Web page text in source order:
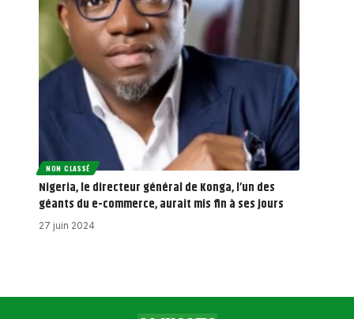
NON CLASSÉ
Nigeria, le directeur général de Konga, l’un des
géants du e-commerce, aurait mis fin à ses jours
27 juin 2024